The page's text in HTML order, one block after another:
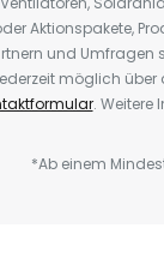
Aktionspakete,
und Umfragen
möglich über
. Weitere
*Ab einem